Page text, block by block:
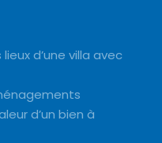
d’une villa avec
d’un bien à